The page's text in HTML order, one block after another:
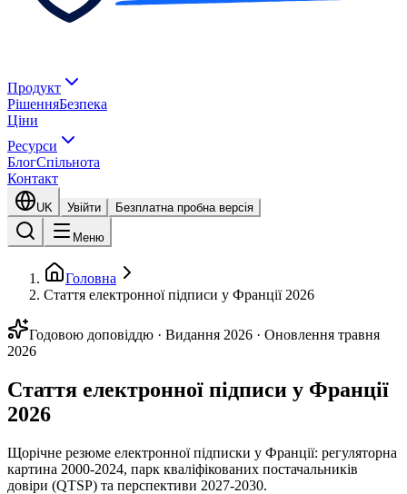
Продукт
РішенняБезпека
Ціни
Ресурси
БлогСпільнота
Контакт
UK Увійти Безплатна пробна версія
Меню
Головна
Стаття електронної підписи у Франції 2026
Годовою доповіддю · Видання 2026 · Оновлення травня
2026
Стаття електронної підписи у Франції
2026
Щорічне резюме електронної підписки у Франції: регуляторна
картина 2000-2024, парк кваліфікованих постачальників
довіри (QTSP) та перспективи 2027-2030.